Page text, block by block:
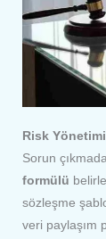
Risk
Sorun
formülü
sözleşme
veri paylaşım